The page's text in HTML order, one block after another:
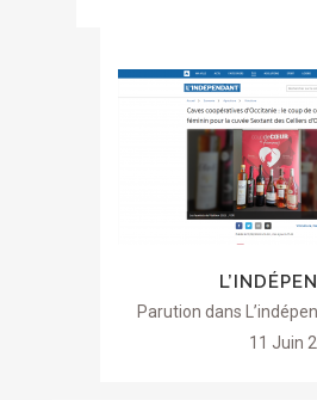
Parution dans
11 Juin